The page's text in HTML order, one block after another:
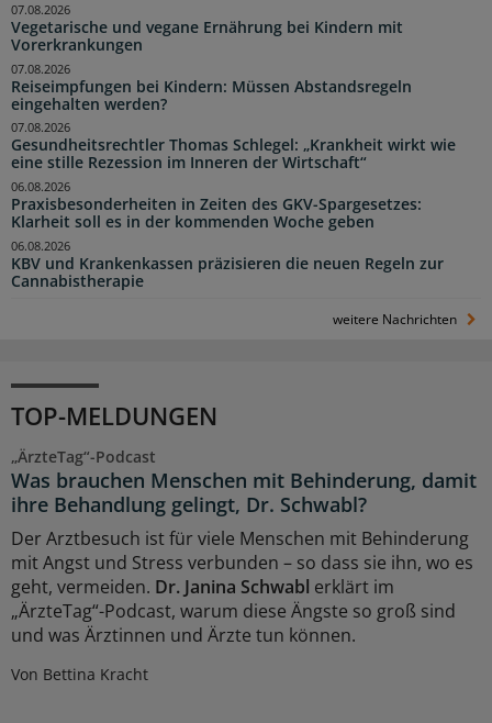
Vegetarische und vegane Ernährung bei Kindern mit
Vorerkrankungen
07.08.2026
Reiseimpfungen bei Kindern: Müssen Abstandsregeln
eingehalten werden?
07.08.2026
Gesundheitsrechtler Thomas Schlegel: „Krankheit wirkt wie
eine stille Rezession im Inneren der Wirtschaft“
07.08.2026
Praxisbesonderheiten in Zeiten des GKV-Spargesetzes:
Klarheit soll es in der kommenden Woche geben
06.08.2026
KBV und Krankenkassen präzisieren die neuen Regeln zur
Cannabistherapie
06.08.2026
weitere Nachrichten
TOP-MELDUNGEN
„ÄrzteTag“-Podcast
Was brauchen Menschen mit Behinderung, damit
ihre Behandlung gelingt, Dr. Schwabl?
Der Arztbesuch ist für viele Menschen mit Behinderung
mit Angst und Stress verbunden – so dass sie ihn, wo es
geht, vermeiden. Dr. Janina Schwabl erklärt im
„ÄrzteTag“-Podcast, warum diese Ängste so groß sind
und was Ärztinnen und Ärzte tun können.
Von Bettina Kracht